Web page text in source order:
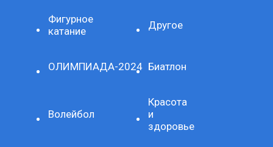
Фигурное
катание
Другое
ОЛИМПИАДА-2024 Биатлон
Волейбол
Красота
и
здоровье